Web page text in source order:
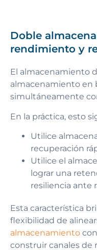
Doble
rendimiento y
El almacenamiento
almacenamiento en
simultáneamente
En la práctica, esto
Utilice
recuperación
Utilice el
lograr una
resiliencia ante
Esta característica
flexibilidad de
almacenamiento
construir canales de